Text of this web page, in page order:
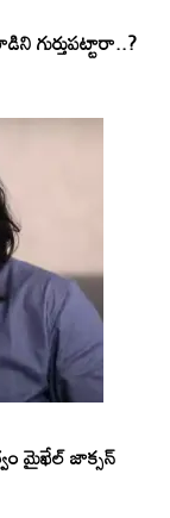
గుర్తుపట్టారా..?
మైఖేల్ జాక్సన్